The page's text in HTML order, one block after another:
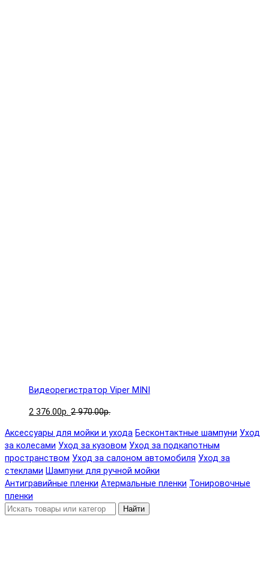
Видеорегистратор Viper MINI
2 376.00р. 2 970.00р.
Аксессуары для мойки и ухода Бесконтактные шампуни Уход
за колесами Уход за кузовом Уход за подкапотным
пространством Уход за салоном автомобиля Уход за
стеклами Шампуни для ручной мойки
Антигравийные пленки Атермальные пленки Тонировочные
пленки
Найти